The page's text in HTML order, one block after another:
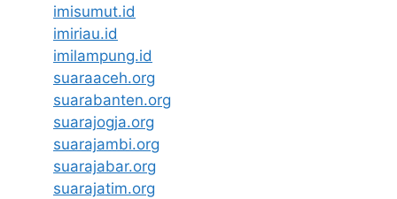
imisumut.id
imiriau.id
imilampung.id
suaraaceh.org
suarabanten.org
suarajogja.org
suarajambi.org
suarajabar.org
suarajatim.org